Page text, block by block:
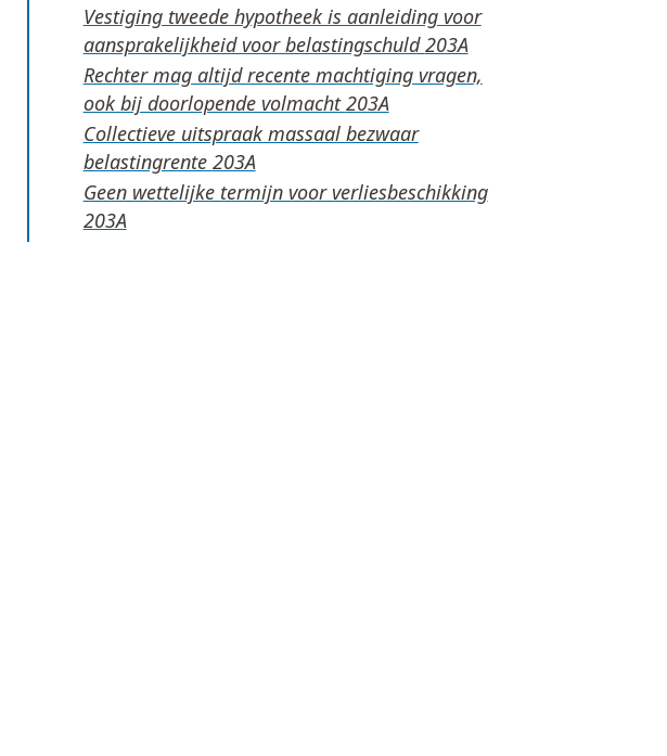
Vestiging tweede hypotheek is aanleiding voor
aansprakelijkheid voor belastingschuld
Rechter mag altijd recente machtiging vragen,
ook bij doorlopende volmacht
Collectieve uitspraak massaal bezwaar
belastingrente
Geen wettelijke termijn voor verliesbeschikking